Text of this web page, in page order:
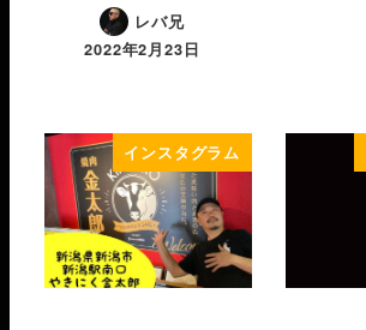
レバ兄
2022年2月23日
インスタグラム